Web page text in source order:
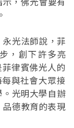
光法師說，菲
，‬創下‭許‬多亮
律賓佛光人的‭
與社會大‭眾‬接‭
光明大學‭自‬辦
德教育的表現‭